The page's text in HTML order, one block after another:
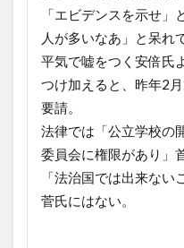
「エビデンスを示せ
人が多いなあ」と呆れ
平気で嘘をつく安倍氏
つけ加えると、昨年2
要請。
法律では「公立学校の
委員会に権限があり」
「法治国では出来ない
菅氏にはない。